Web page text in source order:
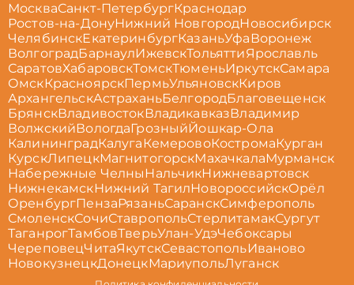
МоскваСанкт-ПетербургКраснодар
Ростов-на-ДонуНижний НовгородНовосибирск
ЧелябинскЕкатеринбургКазаньУфа Воронеж
ВолгоградБарнаулИжевскТольяттиЯрославль
СаратовХабаровскТомскТюменьИркутскСамара
ОмскКрасноярскПермьУльяновскКиров
АрхангельскАстраханьБелгородБлаговещенск
БрянскВладивостокВладикавказВладимир
ВолжскийВологдаГрозныйЙошкар-Ола
КалининградКалуга КемеровоКостромаКурган
КурскЛипецкМагнитогорскМахачкалаМурманск
Набережные Челны НальчикНижневартовск
НижнекамскНижний ТагилНовороссийскОрёл
ОренбургПензаРязаньСаранскСимферополь
СмоленскСочиСтавропольСтерлитамакСургут
ТаганрогТамбовТверьУлан-УдэЧебоксары
ЧереповецЧитаЯкутскСевастопольИваново
НовокузнецкДонецкМариупольЛуганск